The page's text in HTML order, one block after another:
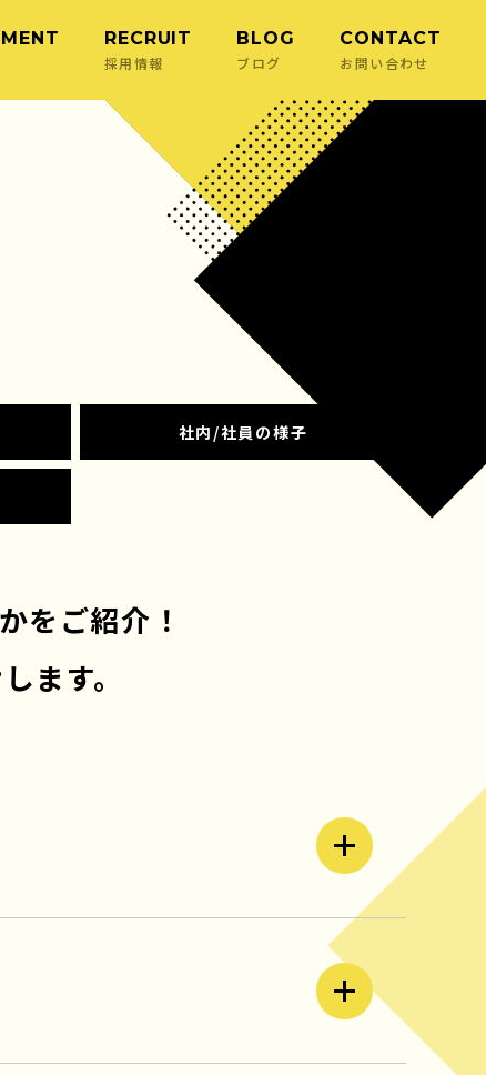
RECRUIT
採用情報
BLOG
ブログ
CONTACT
お問い合わせ
社内/社員の様子
をご紹介！
ます。